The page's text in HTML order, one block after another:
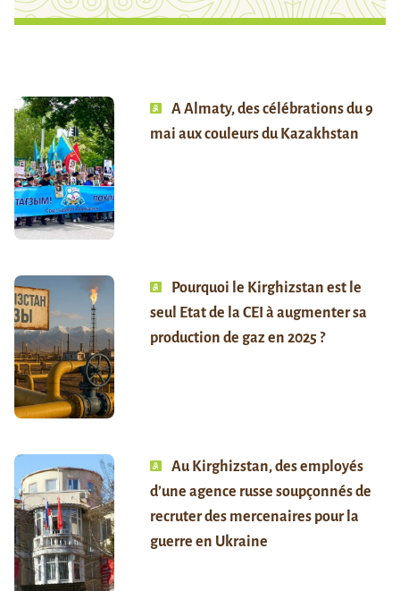
A Almaty, des célébrations du 9
mai aux couleurs du Kazakhstan
Pourquoi le Kirghizstan est le
seul Etat de la CEI à augmenter sa
production de gaz en 2025 ?
Au Kirghizstan, des employés
d’une agence russe soupçonnés de
recruter des mercenaires pour la
guerre en Ukraine